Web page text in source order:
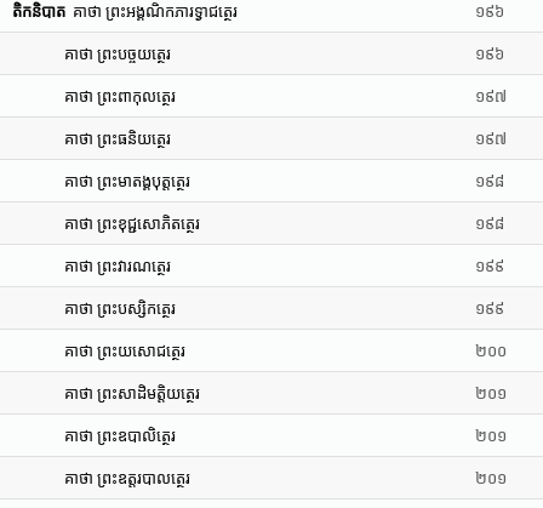
តិកនិបាត គាថា ព្រះអង្គណិកភារទ្វាជត្ថេរ ១៩៦
គាថា ព្រះបច្ចយត្ថេរ ១៩៦
គាថា ព្រះពាកុលត្ថេរ ១៩៧
គាថា ព្រះធនិយត្ថេរ ១៩៧
គាថា ព្រះមាតង្គបុត្តត្ថេរ ១៩៨
គាថា ព្រះខុជ្ជសោភិតត្ថេរ ១៩៨
គាថា ព្រះវារណត្ថេរ ១៩៩
គាថា ព្រះបស្សិកត្ថេរ ១៩៩
គាថា ព្រះយសោជត្ថេរ ២០០
គាថា ព្រះសាដិមត្តិយត្ថេរ ២០១
គាថា ព្រះឧបាលិត្ថេរ ២០១
គាថា ព្រះឧត្តរបាលត្ថេរ ២០១